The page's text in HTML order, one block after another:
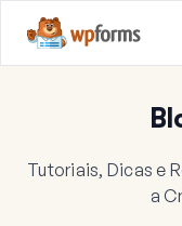
Tutoriais, Dicas e
a